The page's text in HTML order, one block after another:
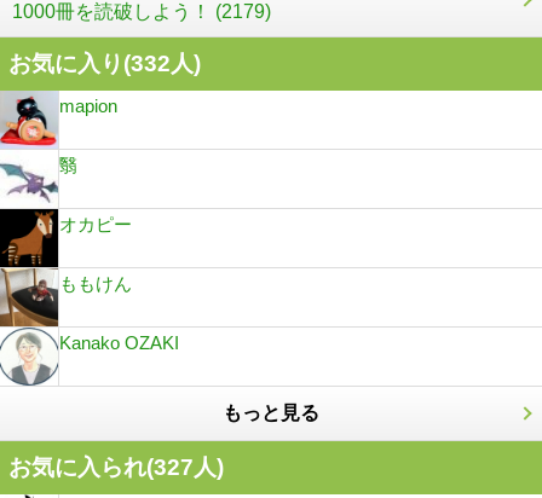
1000冊を読破しよう！ (2179)
お気に入り(332人)
mapion
翳
オカピー
ももけん
Kanako OZAKI
もっと見る
お気に入られ(327人)